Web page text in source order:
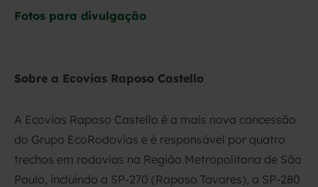
Fotos para divulgação
Sobre a Ecovias Raposo Castello
A Ecovias Raposo Castello é a mais nova concessão
do Grupo EcoRodovias e é responsável por quatro
trechos em rodovias na Região Metropolitana de São
Paulo, incluindo a SP-270 (Raposo Tavares), a SP-280